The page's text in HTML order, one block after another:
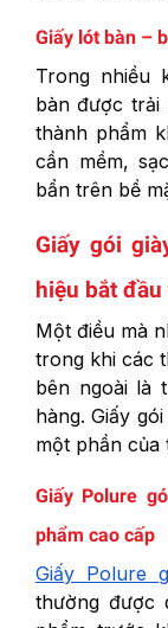
Giấy lót bàn –
Trong nhiều
bàn được trải
thành phẩm
cần mềm,
bẩn trên bề
Giấy gói
hiệu bắt
Một điều mà
trong khi các
bên ngoài là
hàng. Giấy
một phần của
Giấy Polure
phẩm cao cấp
Giấy Polure
thường được